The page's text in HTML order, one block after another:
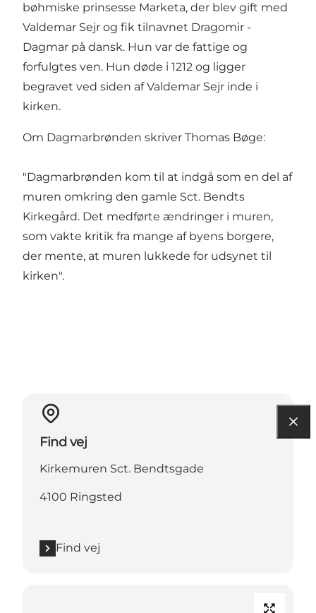
bøhmiske prinsesse Marketa, der blev gift med
Valdemar Sejr og fik tilnavnet Dragomir -
Dagmar på dansk. Hun var de fattige og
forfulgtes ven. Hun døde i 1212 og ligger
begravet ved siden af Valdemar Sejr inde i
kirken.
Om Dagmarbrønden skriver Thomas Bøge:
"Dagmarbrønden kom til at indgå som en del af
muren omkring den gamle Sct. Bendts
Kirkegård. Det medførte ændringer i muren,
som vakte kritik fra mange af byens borgere,
der mente, at muren lukkede for udsynet til
kirken".
Find vej
Kirkemuren Sct. Bendtsgade
4100 Ringsted
Find vej